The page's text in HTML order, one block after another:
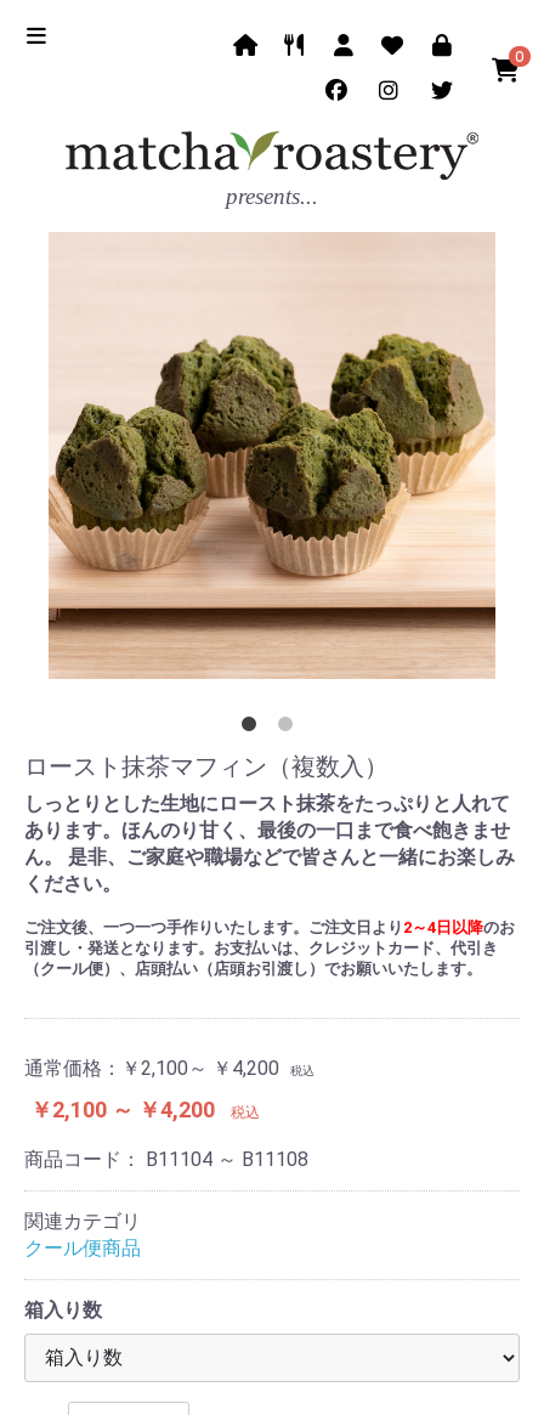
0
presents...
ロースト抹茶マフィン（複数入）
しっとりとした生地にロースト抹茶をたっぷりと人れて
あります。ほんのり甘く、最後の一口まで食べ飽きませ
ん。 是非、ご家庭や職場などで皆さんと一緒にお楽しみ
ください。
ご注文後、一つ一つ手作りいたします。ご注文日より 2～4日以降のお
引渡し・発送となります。お支払いは、クレジットカード、代引き
（クール便）、店頭払い（店頭お引渡し）でお願いいたします。
通常価格： ￥2,100～ ￥4,200 税込
￥2,100 ～ ￥4,200 税込
商品コード： B11104 ～ B11108
関連カテゴリ
クール便商品
箱入り数